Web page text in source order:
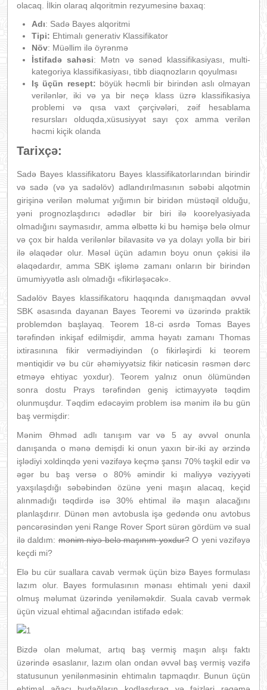
olacaq. İlkin olaraq alqoritmin rezyumesinə baxaq:
Adı: Sadə Bayes alqoritmi
Tipi: Ehtimalı generativ Klassifikator
Növ: Müəllim ilə öyrənmə
İstifadə sahəsi: Mətn və sənəd klassifikasiyası, multi-
kategoriya klassifikasiyası, tibb diaqnozların qoyulması
Iş üçün resept: böyük həcmli bir birindən aslı olmayan
verilənlər, iki və ya bir neçə klass üzrə klassifikasiya
problemi və qısa vaxt çərçivələri, zəif hesablama
resursları olduqda,xüsusiyyət sayı çox amma verilən
həcmi kiçik olanda
Tarixçə:
Sadə Bayes klassifikatoru Bayes klassifikatorlarından birindir
və sadə (və ya sadəlöv) adlandırılmasının səbəbi alqotmin
girişinə verilən məlumat yığımın bir biridən müstəqil olduğu,
yəni prognozlaşdırıcı ədədlər bir biri ilə koorelyasiyada
olmadığını saymasıdır, amma əlbəttə ki bu həmişə belə olmur
və çox bir halda verilənlər bilavasitə və ya dolayı yolla bir biri
ilə əlaqədər olur. Məsəl üçün adamın boyu onun çəkisi ilə
əlaqədardır, amma SBK işləmə zamanı onların bir birindən
ümumiyyətlə aslı olmadığı «fikirləşəcək».
Sadəlöv Bayes klassifikatoru haqqında danışmaqdan əvvəl
SBK əsasında dayanan Bayes Teoremi və üzərində praktik
problemdən başlayaq. Teorem 18-ci əsrdə Tomas Bayes
tərəfindən inkişaf edilmişdir, amma həyatı zamanı Thomas
ixtirasınına fikir vermədiyindən (o fikirləşirdi ki teorem
məntiqidir və bu cür əhəmiyyətsiz fikir nəticəsin rəsmən dərc
etməyə ehtiyac yoxdur). Teorem yalnız onun ölümündən
sonra dostu Prays tərəfindən geniş ictimayyətə təqdim
olunmuşdur. Təqdim edəcəyim problem isə mənim ilə bu gün
baş vermişdir:
Mənim Əhməd adlı tanışım var və 5 ay əvvəl onunla
danışanda o mənə demişdi ki onun yaxın bir-iki ay ərzində
işlədiyi xoldinqdə yeni vəzifəyə keçmə şansı 70% təşkil edir və
əgər bu baş versə o 80% əmindir ki maliyyə vəziyyəti
yaxşılaşdığı səbəbindən özünə yeni maşın alacaq, keçid
alınmadığı təqdirdə isə 30% ehtimal ilə maşın alacağını
planlaşdırır. Dünən mən avtobusla işə gedəndə onu avtobus
pəncərəsindən yeni Range Rover Sport sürən gördüm və sual
ilə daldım: mənim niyə belə maşınım yoxdur?O yeni vəzifəyə
keçdi mi?
Elə bu cür suallara cavab vermək üçün bizə Bayes formulası
lazım olur. Bayes formulasının mənası ehtimalı yeni daxil
olmuş məlumat üzərində yeniləməkdir. Suala cavab vermək
üçün vizual ehtimal ağacından istifadə edək:
Bizdə olan məlumat, artıq baş vermiş maşın alışı faktı
üzərində əsaslanır, lazım olan ondan əvvəl baş vermiş vəzifə
statusunun yenilənməsinin ehtimalın tapmaqdır. Bunun üçün